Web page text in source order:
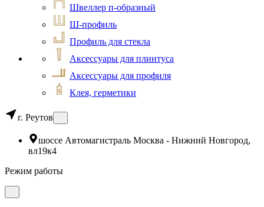
Швеллер п-образный
Ш-профиль
Профиль для стекла
Аксессуары для плинтуса
Аксессуары для профиля
Клея, герметики
г. Реутов
шоссе Автомагистраль Москва - Нижний Новгород,
вл19к4
Режим работы